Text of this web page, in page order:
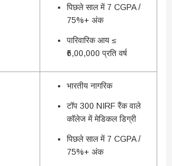
पिछले साल में 7 CGPA /
75%+ अंक
पारिवारिक आय ≤
₹6,00,000 प्रति वर्ष
भारतीय नागरिक
टॉप 300 NIRF रैंक वाले
कॉलेज में मेडिकल डिग्री
पिछले साल में 7 CGPA /
75%+ अंक